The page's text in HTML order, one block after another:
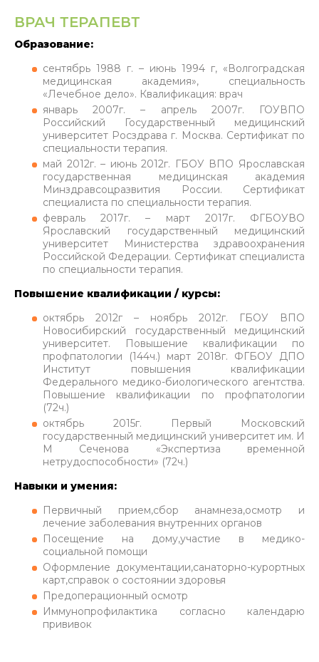
ВРАЧ ТЕРАПЕВТ
Образование:
сентябрь 1988 г. – июнь 1994 г, «Волгоградская
медицинская академия», специальность
«Лечебное дело». Квалификация: врач
январь 2007г. – апрель 2007г. ГОУВПО
Российский Государственный медицинский
университет Росздрава г. Москва. Сертификат по
специальности терапия.
май 2012г. – июнь 2012г. ГБОУ ВПО Ярославская
государственная медицинская академия
Минздравсоцразвития России. Сертификат
специалиста по специальности терапия.
февраль 2017г. – март 2017г. ФГБОУВО
Ярославский государственный медицинский
университет Министерства здравоохранения
Российской Федерации. Сертификат специалиста
по специальности терапия.
Повышение квалификации / курсы:
октябрь 2012г – ноябрь 2012г. ГБОУ ВПО
Новосибирский государственный медицинский
университет. Повышение квалификации по
профпатологии (144ч.) март 2018г. ФГБОУ ДПО
Институт повышения квалификации
Федерального медико-биологического агентства.
Повышение квалификации по профпатологии
(72ч.)
октябрь 2015г. Первый Московский
государственный медицинский университет им. И
М Сеченова «Экспертиза временной
нетрудоспособности» (72ч.)
Навыки и умения:
Первичный прием,сбор анамнеза,осмотр и
лечение заболевания внутренних органов
Посещение на дому,участие в медико-
социальной помощи
Оформление документации,санаторно-курортных
карт,справок о состоянии здоровья
Предоперационный осмотр
Иммунопрофилактика согласно календарю
прививок